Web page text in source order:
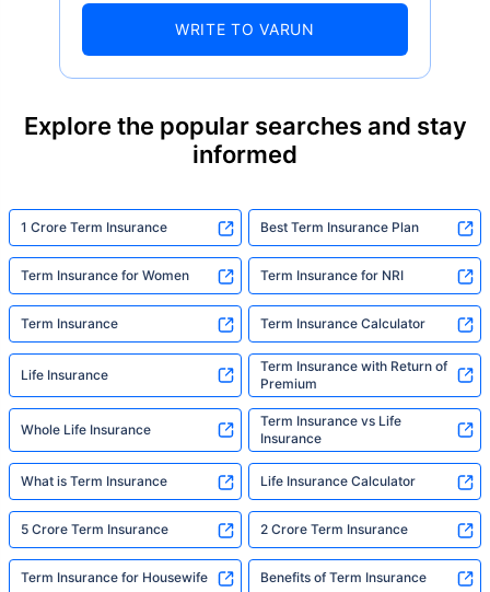
numbers well — 52.4% of Indians are aware
statistic, he sees a family that just needed
someone to sit with them, explain it simply,
built to do. In his words, "Most people aren't
avoiding protection — they're just waiting for
someone to make it easy. That's what we're
here for."
WRITE TO VARUN
Explore the popular searches and stay
informed
1 Crore Term Insurance Best Term Insurance Plan
Term Insurance for Women Term Insurance for NRI
Term Insurance Term Insurance Calculator
Life Insurance
Term Insurance with Return of
Premium
Whole Life Insurance
Term Insurance vs Life
Insurance
What is Term Insurance Life Insurance Calculator
5 Crore Term Insurance 2 Crore Term Insurance
Term Insurance for Housewife Benefits of Term Insurance